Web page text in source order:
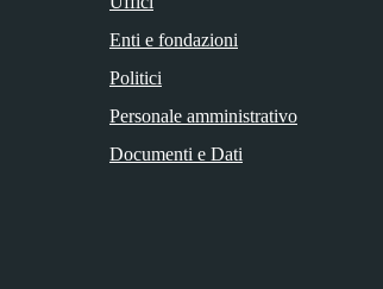
Enti e fondazioni
Politici
Personale amministrativo
Documenti e Dati